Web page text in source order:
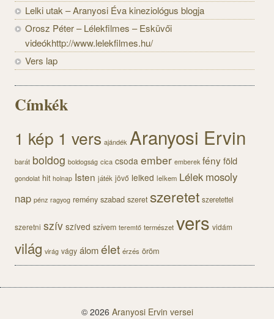
Lelki utak – Aranyosi Éva kineziológus blogja
Orosz Péter – Lélekfilmes – Esküvői
videókhttp://www.lelekfilmes.hu/
Vers lap
Címkék
1 kép 1 vers ajándék Aranyosi Ervin
barát boldog boldogság cica csoda ember emberek fényföld
gondolat hit holnap Isten játék jövő lelked lelkem Lélek mosoly
nap pénz ragyog remény szabad szeret szeretet szeretettel
szeretni szív szíved szívem teremtő természet vers vidám
világ virág vágy álomélet érzés öröm
© 2026 Aranyosi Ervin versei